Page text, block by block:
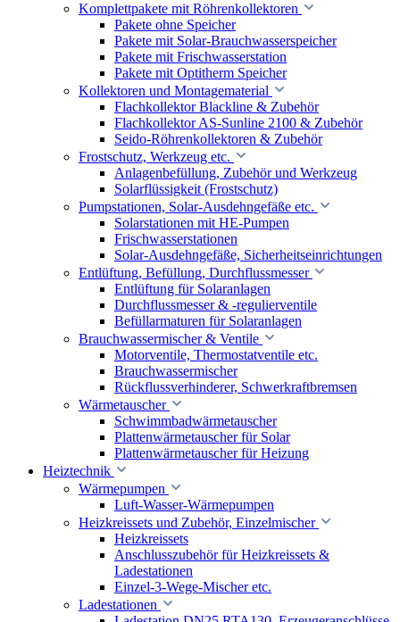
Komplettpakete mit Röhrenkollektoren
Pakete ohne Speicher
Pakete mit Solar-Brauchwasserspeicher
Pakete mit Frischwasserstation
Pakete mit Optitherm Speicher
Kollektoren und Montagematerial
Flachkollektor Blackline & Zubehör
Flachkollektor AS-Sunline 2100 & Zubehör
Seido-Röhrenkollektoren & Zubehör
Frostschutz, Werkzeug etc.
Anlagenbefüllung, Zubehör und Werkzeug
Solarflüssigkeit (Frostschutz)
Pumpstationen, Solar-Ausdehngefäße etc.
Solarstationen mit HE-Pumpen
Frischwasserstationen
Solar-Ausdehngefäße, Sicherheitseinrichtungen
Entlüftung, Befüllung, Durchflussmesser
Entlüftung für Solaranlagen
Durchflussmesser & -regulierventile
Befüllarmaturen für Solaranlagen
Brauchwassermischer & Ventile
Motorventile, Thermostatventile etc.
Brauchwassermischer
Rückflussverhinderer, Schwerkraftbremsen
Wärmetauscher
Schwimmbadwärmetauscher
Plattenwärmetauscher für Solar
Plattenwärmetauscher für Heizung
Heiztechnik
Wärmepumpen
Luft-Wasser-Wärmepumpen
Heizkreissets und Zubehör, Einzelmischer
Heizkreissets
Anschlusszubehör für Heizkreissets &
Ladestationen
Einzel-3-Wege-Mischer etc.
Ladestationen